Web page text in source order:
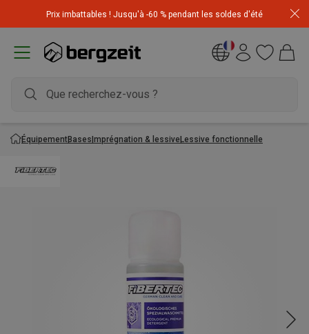
Prix imbattables ! Jusqu'à -60 % pendant les soldes d'été
l'article le moins cher! Code
ÉquipementBasesImprégnation & lessiveLessive fonctionnelle